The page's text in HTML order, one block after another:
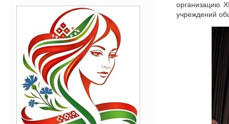
организацию
учреждений